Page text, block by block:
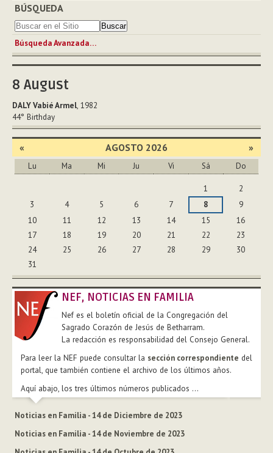
BÚSQUEDA
Búsqueda Avanzada…
8 August
DALY Vabié Armel, 1982
44° Birthday
« AGOSTO 2026 »
Lu Ma Mi Ju Vi Sá Do
1
2
3
4 5 6 7 8
9
10
11 12 13 14 15
16
17
18 19 20 21 22
23
24
25 26 27 28 29
30
31
NEF, NOTICIAS EN FAMILIA
Nef es el boletín oficial de la Congregación del
Sagrado Corazón de Jesús de Betharram.
La redacción es responsabilidad del Consejo General.
Para leer la NEF puede consultar la sección correspondiente del
portal, que también contiene el archivo de los últimos años.
Aquí abajo, los tres últimos números publicados ...
Noticias en Familia - 14 de Diciembre de 2023
Noticias en Familia - 14 de Noviembre de 2023